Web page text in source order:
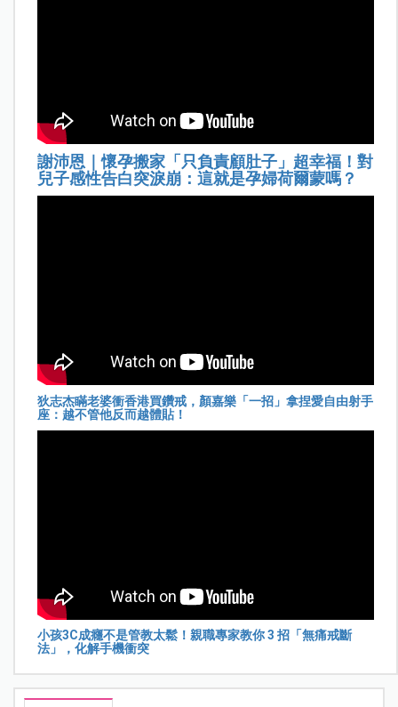
謝沛恩｜懷孕搬家「只負責顧肚子」超幸福！對
兒子感性告白突淚崩：這就是孕婦荷爾蒙嗎？
狄志杰瞞老婆衝香港買鑽戒，顏嘉樂「一招」拿捏愛自由射手
座：越不管他反而越體貼！
小孩3C成癮不是管教太鬆！親職專家教你 3 招「無痛戒斷
法」，化解手機衝突